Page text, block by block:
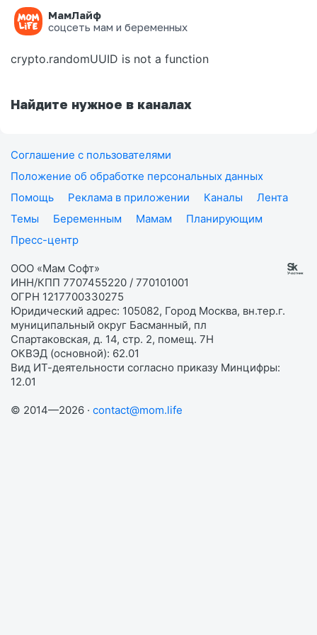
МамЛайф
соцсеть мам и беременных
Ошибка на странице
crypto.randomUUID is not a function
Найдите нужное в каналах
Соглашение с пользователями
Положение об обработке персональных данных
Помощь
Реклама в приложении Каналы
Лента
Темы
Беременным Мамам
Планирующим
Пресс-центр
ООО «Мам Софт»
ИНН/КПП 7707455220 / 770101001
ОГРН 1217700330275
Юридический адрес: 105082, Город Москва, вн.тер.г.
муниципальный округ Басманный, пл
Спартаковская, д. 14, стр. 2, помещ. 7Н
ОКВЭД (основной): 62.01
Вид ИТ-деятельности согласно приказу Минцифры:
12.01
© 2014—2026 · contact@mom.life